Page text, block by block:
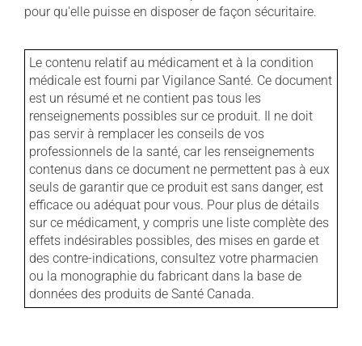
pour qu'elle puisse en disposer de façon sécuritaire.
Le contenu relatif au médicament et à la condition
médicale est fourni par Vigilance Santé. Ce document
est un résumé et ne contient pas tous les
renseignements possibles sur ce produit. Il ne doit
pas servir à remplacer les conseils de vos
professionnels de la santé, car les renseignements
contenus dans ce document ne permettent pas à eux
seuls de garantir que ce produit est sans danger, est
efficace ou adéquat pour vous. Pour plus de détails
sur ce médicament, y compris une liste complète des
effets indésirables possibles, des mises en garde et
des contre-indications, consultez votre pharmacien
ou la monographie du fabricant dans la base de
données des produits de Santé Canada.